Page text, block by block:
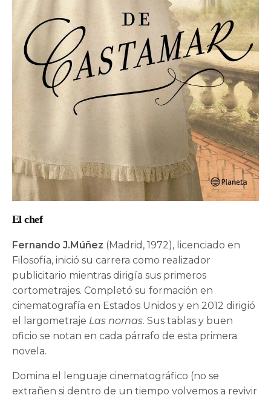
El chef
Fernando J.Múñez (Madrid, 1972), licenciado en
Filosofía, inició su carrera como realizador
publicitario mientras dirigía sus primeros
cortometrajes. Completó su formación en
cinematografía en Estados Unidos y en 2012 dirigió
el largometraje Las nornas. Sus tablas y buen
oficio se notan en cada párrafo de esta primera
novela.
Domina el lenguaje cinematográfico (no se
extrañen si dentro de un tiempo volvemos a revivir